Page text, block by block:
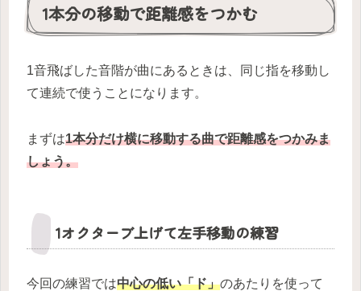
1本分の移動で距離感をつかむ
1音飛ばした音階が曲にあるときは、同じ指を移動し
て連続で使うことになります。
まずは1本分だけ横に移動する曲で距離感をつかみま
しょう。
1オクターブ上げて左手移動の練習
今回の練習では中心の低い「ド」のあたりを使って